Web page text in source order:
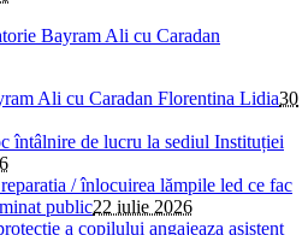
Ali cu Caradan Florentina Lidia30
întâlnire de lucru la sediul Instituției
/ înlocuirea lămpile led ce fac
public22 iulie 2026
a copilului angajeaza asistent